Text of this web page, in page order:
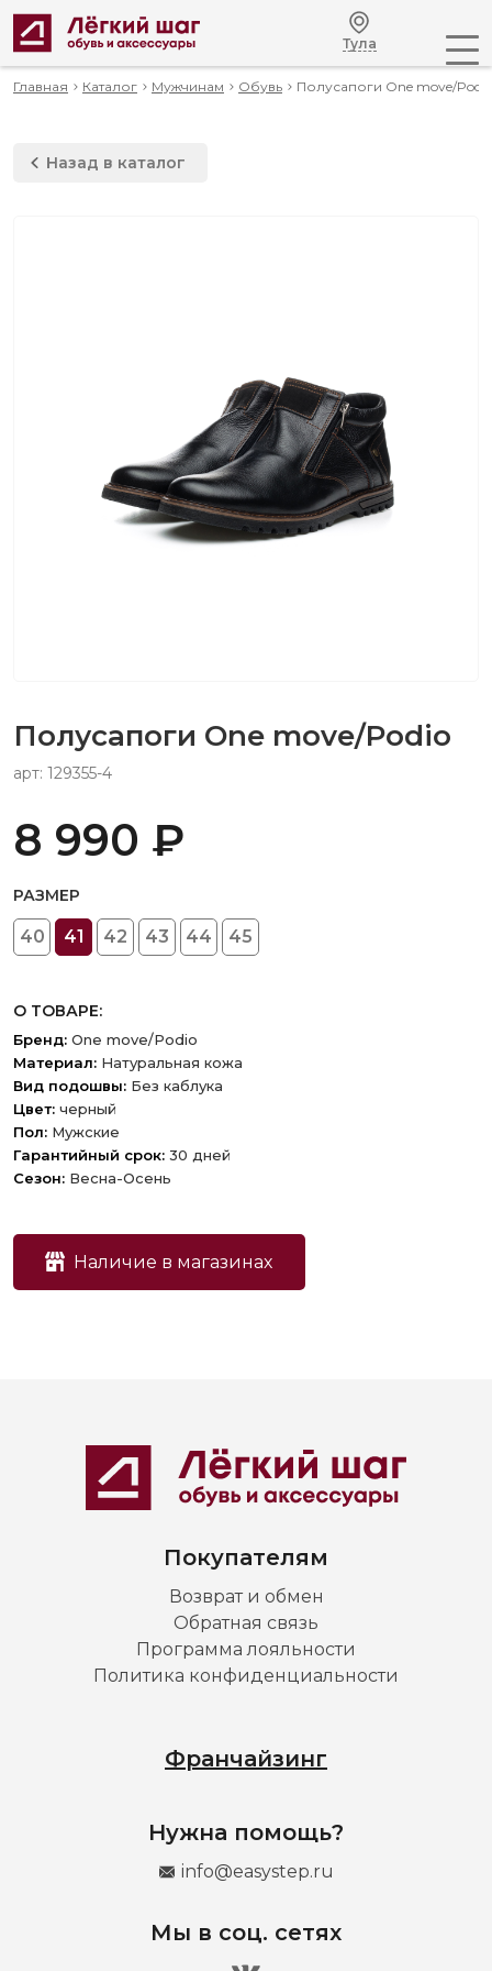
Тула
Главная Каталог Мужчинам Обувь Полусапоги One move/Podio
Назад в каталог
Полусапоги One move/Podio
арт: 129355-4
8 990 ₽
РАЗМЕР
40 41 42 43 44 45
О ТОВАРЕ:
Бренд: One move/Podio
Материал: Натуральная кожа
Вид подошвы: Без каблука
Цвет: черный
Пол: Мужские
Гарантийный срок: 30 дней
Сезон: Весна-Осень
Наличие в магазинах
Покупателям
Возврат и обмен
Обратная связь
Программа лояльности
Политика конфиденциальности
Франчайзинг
Нужна помощь?
info@easystep.ru
Мы в соц. сетях